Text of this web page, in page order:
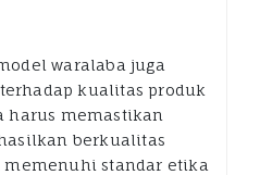
waralaba juga
kualitas produk
harus memastikan
berkualitas
standar etika